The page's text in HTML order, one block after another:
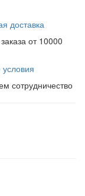
доставка
от 10000
сотрудничество